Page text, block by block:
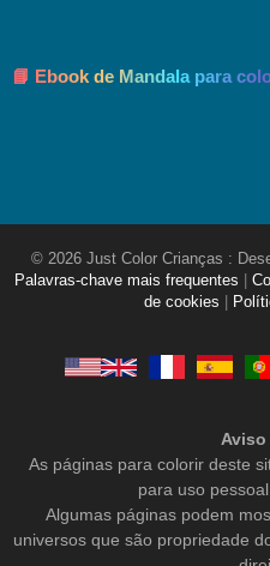
📘 Ebook de Mandala para
© 2026 Just Color Crianças :
Palavras-chave mais frequentes
de cookies
Aviso
As páginas para colorir deste
para uso
Algumas páginas podem
universos que são propriedade